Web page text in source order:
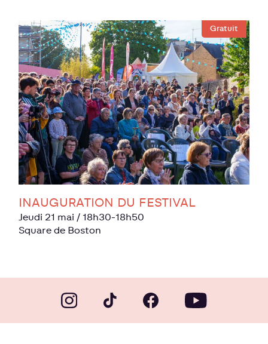
Gratuit
INAUGURATION DU FESTIVAL
jeudi 21 mai / 18h30-18h50
Square de Boston